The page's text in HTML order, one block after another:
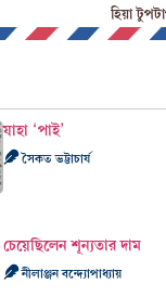
হিয়া
যাহা ‘পাই’
সৈকত ভট্টাচার্য
চেয়েছিলেন শূন্যতার দাম
নীলাঞ্জন বন্দ্যোপাধ্যায়